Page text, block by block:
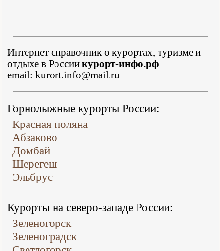
Интернет справочник о курортах, туризме и
отдыхе в России курорт-инфо.рф
email: kurort.info@mail.ru
Горнолыжные курорты России:
Красная поляна
Абзаково
Домбай
Шерегеш
Эльбрус
Курорты на северо-западе России:
Зеленогорск
Зеленоградск